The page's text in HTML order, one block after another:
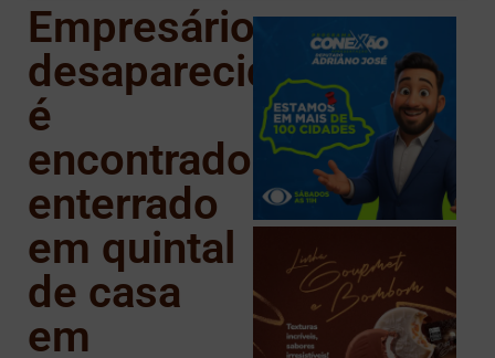
Empresário
desaparecido
é
encontrado
enterrado
em quintal
de casa
em